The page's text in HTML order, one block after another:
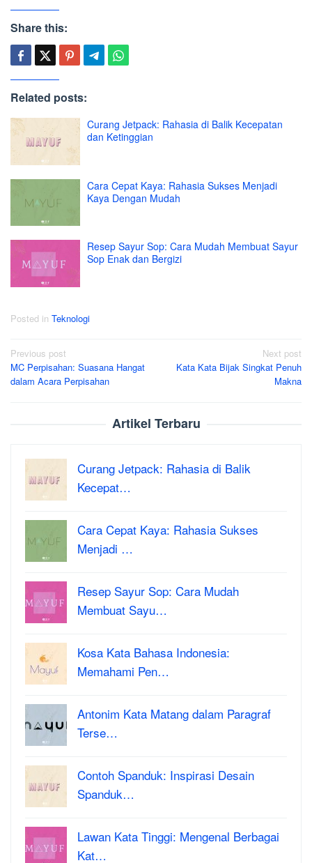
Share this:
Related posts:
Curang Jetpack: Rahasia di Balik Kecepatan
dan Ketinggian
Cara Cepat Kaya: Rahasia Sukses Menjadi
Kaya Dengan Mudah
Resep Sayur Sop: Cara Mudah Membuat Sayur
Sop Enak dan Bergizi
Posted in Teknologi
Post
navigation
Previous post
MC Perpisahan: Suasana Hangat
dalam Acara Perpisahan
Next post
Kata Kata Bijak Singkat Penuh
Makna
Artikel Terbaru
Curang Jetpack: Rahasia di Balik
Kecepat…
Cara Cepat Kaya: Rahasia Sukses
Menjadi …
Resep Sayur Sop: Cara Mudah
Membuat Sayu…
Kosa Kata Bahasa Indonesia:
Memahami Pen…
Antonim Kata Matang dalam Paragraf
Terse…
Contoh Spanduk: Inspirasi Desain
Spanduk…
Lawan Kata Tinggi: Mengenal Berbagai
Kat…